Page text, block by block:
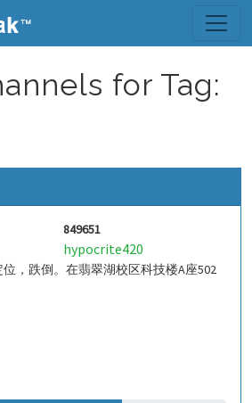
for Tag:
849651
hypocrite420
，跌倒。在翡翠湖校区科技楼A座502